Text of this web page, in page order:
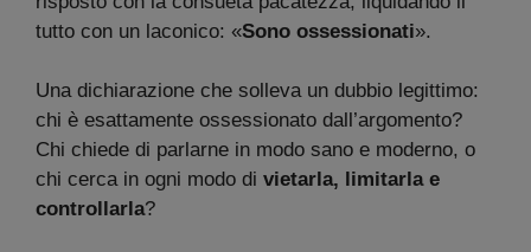
tutto con un laconico: «Sono ossessionati».
Una dichiarazione che solleva un dubbio legittimo:
chi è esattamente ossessionato dall’argomento?
Chi chiede di parlarne in modo sano e moderno, o
chi cerca in ogni modo di vietarla, limitarla e
controllarla?